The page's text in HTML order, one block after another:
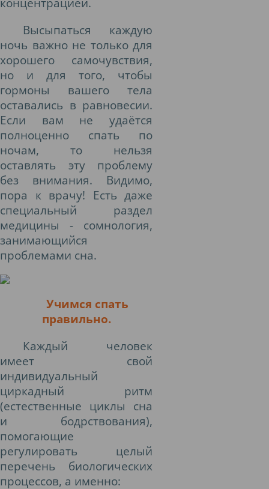
Высыпаться каждую
ночь важно не только для
хорошего самочувствия,
но и для того, чтобы
гормоны вашего тела
оставались в равновесии.
Если вам не удаётся
полноценно спать по
ночам, то нельзя
оставлять эту проблему
без внимания. Видимо,
пора к врачу! Есть даже
специальный раздел
медицины - сомнология,
занимающийся
проблемами сна.
Учимся спать
правильно.
Каждый человек
имеет свой
индивидуальный
циркадный ритм
(естественные циклы сна
и бодрствования),
помогающие
регулировать целый
перечень биологических
процессов, а именно: